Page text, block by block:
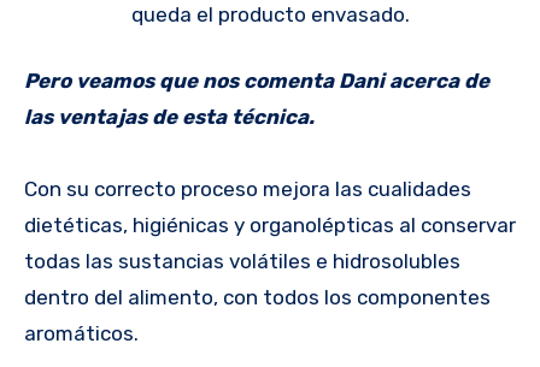
queda el producto envasado.
Pero veamos que nos comenta Dani acerca de
las ventajas de esta técnica.
Con su correcto proceso mejora las cualidades
dietéticas, higiénicas y organolépticas al conservar
todas las sustancias volátiles e hidrosolubles
dentro del alimento, con todos los componentes
aromáticos.